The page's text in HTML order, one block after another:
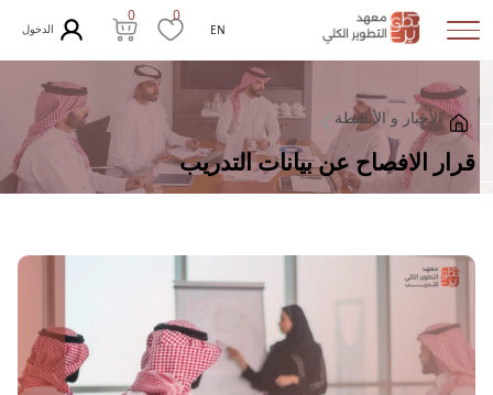
EN
0
0
الدخول
الأخبار و الأنشطة
قرار الافصاح عن بيانات التدريب